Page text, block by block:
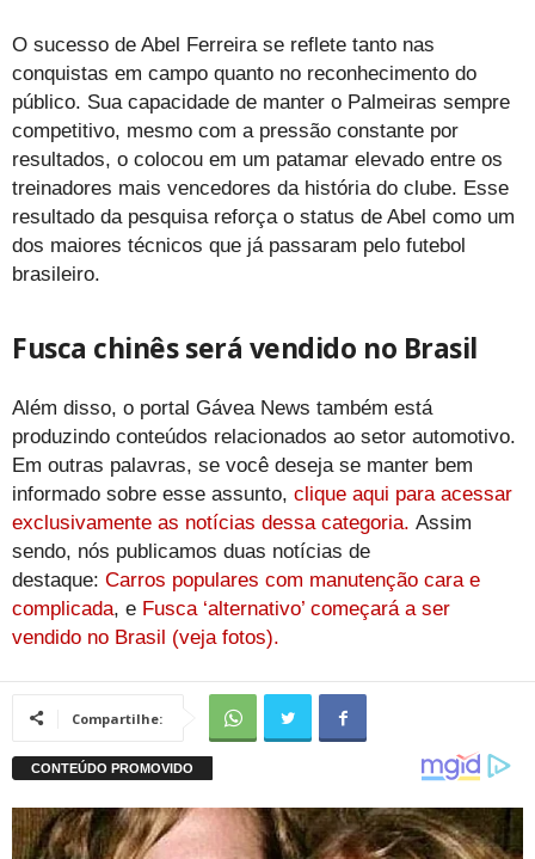
O sucesso de Abel Ferreira se reflete tanto nas
conquistas em campo quanto no reconhecimento do
público. Sua capacidade de manter o Palmeiras sempre
competitivo, mesmo com a pressão constante por
resultados, o colocou em um patamar elevado entre os
treinadores mais vencedores da história do clube. Esse
resultado da pesquisa reforça o status de Abel como um
dos maiores técnicos que já passaram pelo futebol
brasileiro.
Fusca chinês será vendido no Brasil
Além disso, o portal Gávea News também está
produzindo conteúdos relacionados ao setor automotivo.
Em outras palavras, se você deseja se manter bem
informado sobre esse assunto, clique aqui para acessar
exclusivamente as notícias dessa categoria. Assim
sendo, nós publicamos duas notícias de
destaque: Carros populares com manutenção cara e
complicada, e Fusca ‘alternativo’ começará a ser
vendido no Brasil (veja fotos).
Compartilhe: